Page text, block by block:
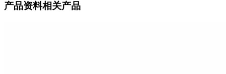
产品资料相关产品